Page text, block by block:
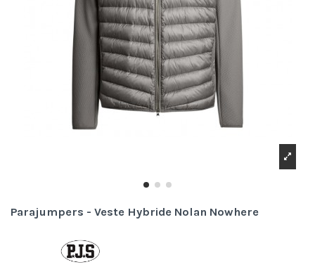
Parajumpers - Veste Hybride Nolan Nowhere